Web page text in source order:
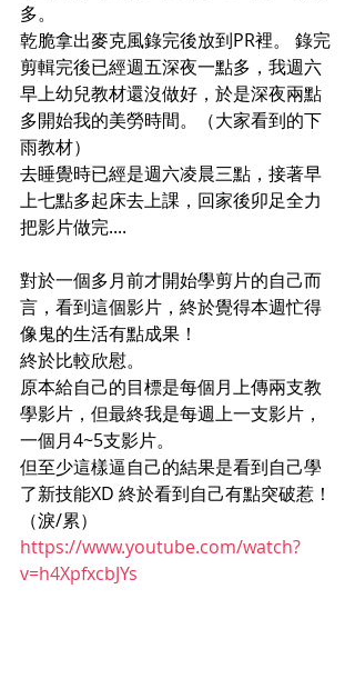
多。
乾脆拿出麥克風錄完後放到PR裡。 錄完
剪輯完後已經週五深夜一點多，我週六
早上幼兒教材還沒做好，於是深夜兩點
多開始我的美勞時間。（大家看到的下
雨教材）
去睡覺時已經是週六凌晨三點，接著早
上七點多起床去上課，回家後卯足全力
把影片做完....
對於一個多月前才開始學剪片的自己而
言，看到這個影片，終於覺得本週忙得
像鬼的生活有點成果！
終於比較欣慰。
原本給自己的目標是每個月上傳兩支教
學影片，但最終我是每週上一支影片，
一個月4~5支影片。
但至少這樣逼自己的結果是看到自己學
了新技能XD 終於看到自己有點突破惹！
（淚/累）
https://www.youtube.com/watch?
v=h4XpfxcbJYs